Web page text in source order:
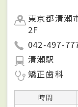
東京都清瀬
2F
042-497-
清瀬駅
矯正歯科
時間